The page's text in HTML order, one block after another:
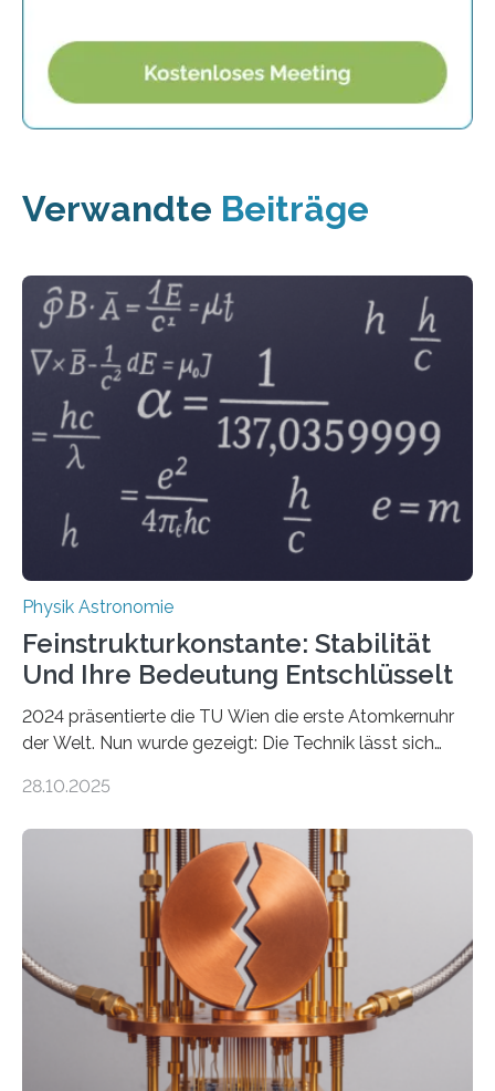
Verwandte Beiträge
Physik Astronomie
Feinstrukturkonstante: Stabilität
Und Ihre Bedeutung Entschlüsselt
2024 präsentierte die TU Wien die erste Atomkernuhr
der Welt. Nun wurde gezeigt: Die Technik lässt sich
fundamentalen Physik nachzugehen. Thorium-
Messungen verwenden. Das hatte man jahrzehntelang
vermutet, weltweit war nach den passenden
Atomkern-Zuständen gesucht worden, 2024 gelang
einem Team der TU Wien mit Unterstützung
internationaler Partner der entscheidende Durchbruch:
Der lange diskutierte Thorium-Kernübergang wurde
gefunden. Kurz darauf konnte man zeigen, dass sich
Thorium tatsächlich nutzen lässt, um hochpräzise…
28.10.2025